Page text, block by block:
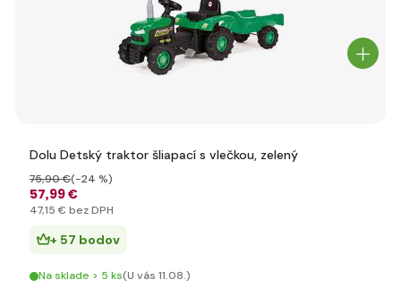
Dolu Detský traktor šliapací s vlečkou, zelený
57,99 €
75,90 €(-24 %)
47,15 € bez DPH
+ 57 bodov
Na sklade > 5 ks(U vás 11.08.)